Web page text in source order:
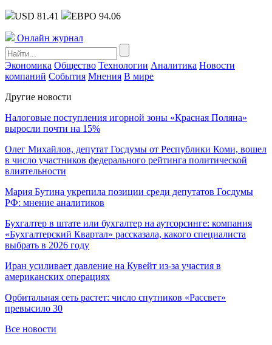
USD 81.41 ЕВРО 94.06
Онлайн журнал
Экономика Общество Технологии Аналитика Новости
компаний События Мнения В мире
Другие новости
Налоговые поступления игорной зоны «Красная Поляна»
выросли почти на 15%
Олег Михайлов, депутат Госдумы от Республики Коми, вошел
в число участников федерального рейтинга политической
влиятельности
Мария Бутина укрепила позиции среди депутатов Госдумы
РФ: мнение аналитиков
Бухгалтер в штате или бухгалтер на аутсорсинге: компания
«Бухгалтерский Квартал» рассказала, какого специалиста
выбрать в 2026 году
Иран усиливает давление на Кувейт из-за участия в
американских операциях
Орбитальная сеть растет: число спутников «Рассвет»
превысило 30
Все новости